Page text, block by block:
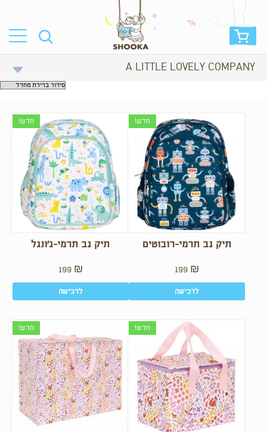
A LITTLE LOVELY COMPANY
חדש!
תיק גב תרמי-ג’ונגל
199 ₪
לרכישה
חדש!
תיק גב תרמי-רובוטים
199 ₪
לרכישה
חדש! חדש!